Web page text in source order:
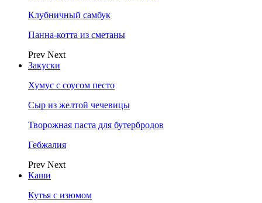
Клубничный самбук
Панна-котта из сметаны
Prev Next
Закуски
Хумус с соусом песто
Сыр из желтой чечевицы
Творожная паста для бутербродов
Гебжалия
Prev Next
Каши
Кутья с изюмом